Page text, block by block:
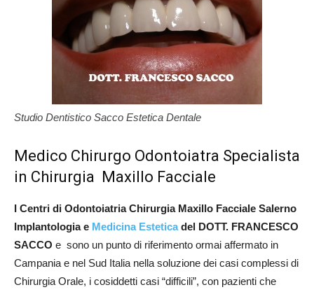
Studio Dentistico Sacco Estetica Dentale
Medico Chirurgo Odontoiatra Specialista
in Chirurgia Maxillo Facciale
I Centri di Odontoiatria Chirurgia Maxillo Facciale Salerno
Implantologia e Medicina Esteticadel DOTT. FRANCESCO
SACCO e sono un punto di riferimento ormai affermato in
Campania e nel Sud Italia nella soluzione dei casi complessi di
Chirurgia Orale, i cosiddetti casi “difficili”, con pazienti che